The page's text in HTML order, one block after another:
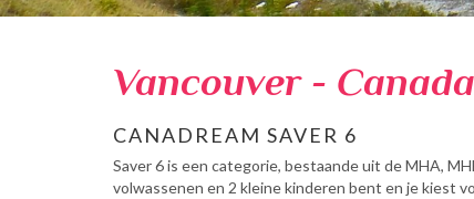
Vancouver - Canada
CANADREAM SAVER 6
Saver 6 is een categorie, bestaande uit de MHA,
volwassenen en 2 kleine kinderen bent en je kiest